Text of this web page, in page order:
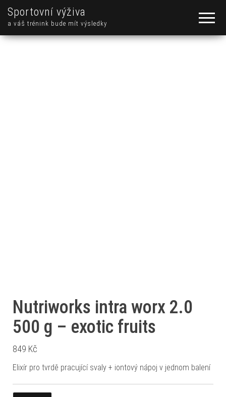
Sportovní výživa
a váš trénink bude mít výsledky
Nutriworks intra worx 2.0
500 g – exotic fruits
849 Kč
Elixír pro tvrdě pracující svaly + iontový nápoj v jednom balení